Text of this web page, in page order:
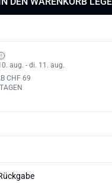
aug. - di. 11. aug.
CHF 69